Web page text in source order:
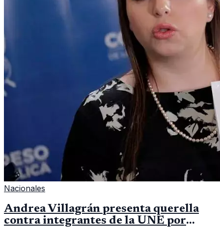
Nacionales
Andrea Villagrán presenta querella
contra integrantes de la UNE por